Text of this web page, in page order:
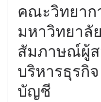
คณะวิทยาก
มหาวิทยาลั
สัมภาษณ์ผู้
บริหารธุรกิ
บัญชี